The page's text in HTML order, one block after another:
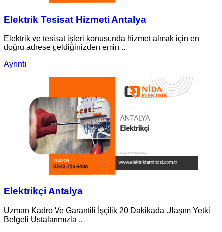
Elektrik Tesisat Hizmeti Antalya
Elektrik ve tesisat işleri konusunda hizmet almak için en
doğru adrese geldiğinizden emin ..
Ayrıntı
Elektrikçi Antalya
Uzman Kadro Ve Garantili İşçilik 20 Dakikada Ulaşım Yetki
Belgeli Ustalarımızla ..